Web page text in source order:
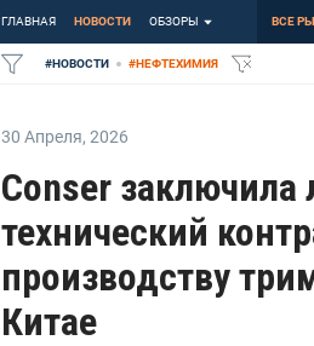
ГЛАВНАЯ НОВОСТИ ОБЗОРЫ ВСЕ
#НОВОСТИ #НЕФТЕХИМИЯ
30 Апреля, 2026
Conser
технический
производству
Китае